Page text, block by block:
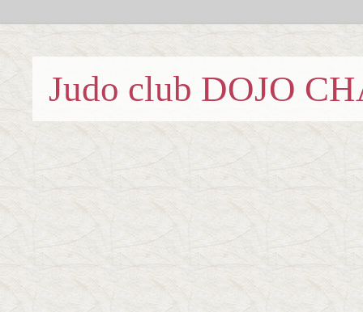
Judo club DOJO